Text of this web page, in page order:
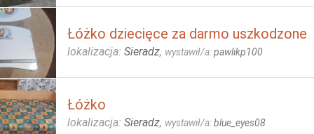
Łóżko dziecięce za darmo uszkodzone
lokalizacja: Sieradz, wystawił/a:pawlikp100
Łóżko
lokalizacja: Sieradz, wystawił/a:blue_eyes08